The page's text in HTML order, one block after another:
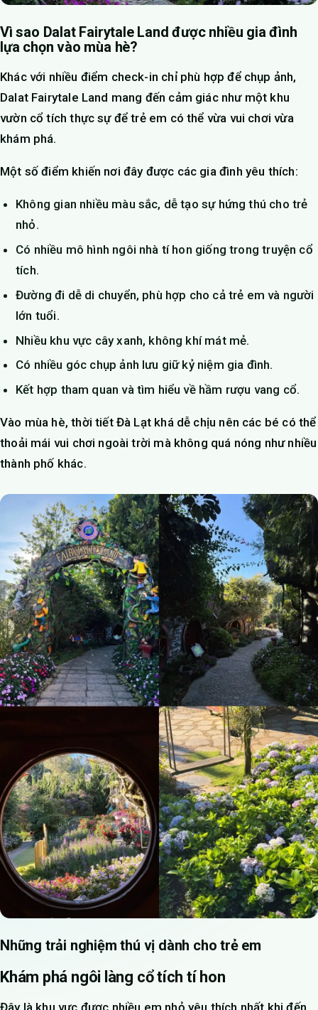
Vì sao Dalat Fairytale Land được nhiều gia đình
lựa chọn vào mùa hè?
Khác với nhiều điểm check-in chỉ phù hợp để chụp ảnh,
Dalat Fairytale Land mang đến cảm giác như một khu
vườn cổ tích thực sự để trẻ em có thể vừa vui chơi vừa
khám phá.
Một số điểm khiến nơi đây được các gia đình yêu thích:
Không gian nhiều màu sắc, dễ tạo sự hứng thú cho trẻ
nhỏ.
Có nhiều mô hình ngôi nhà tí hon giống trong truyện cổ
tích.
Đường đi dễ di chuyển, phù hợp cho cả trẻ em và người
lớn tuổi.
Nhiều khu vực cây xanh, không khí mát mẻ.
Có nhiều góc chụp ảnh lưu giữ kỷ niệm gia đình.
Kết hợp tham quan và tìm hiểu về hầm rượu vang cổ.
Vào mùa hè, thời tiết Đà Lạt khá dễ chịu nên các bé có thể
thoải mái vui chơi ngoài trời mà không quá nóng như nhiều
thành phố khác.
Những trải nghiệm thú vị dành cho trẻ em
Khám phá ngôi làng cổ tích tí hon
Đây là khu vực được nhiều em nhỏ yêu thích nhất khi đến